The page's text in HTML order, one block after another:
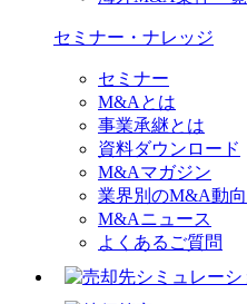
セミナー・ナレッジ
セミナー
M&Aとは
事業承継とは
資料ダウンロード
M&Aマガジン
業界別のM&A動向
M&Aニュース
よくあるご質問